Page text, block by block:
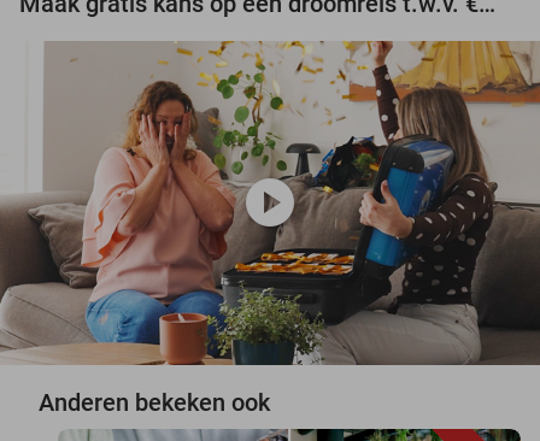
play_circle
Anderen bekeken ook